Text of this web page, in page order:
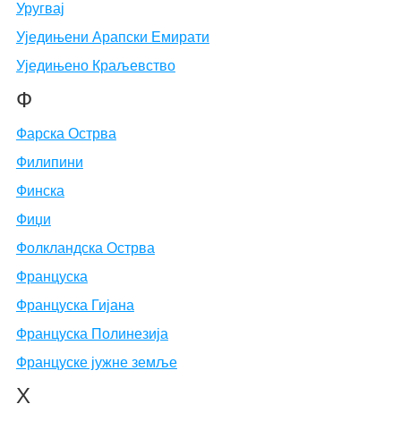
Уругвај
Уједињени Арапски Емирати
Уједињено Краљевство
Ф
Фарска Острва
Филипини
Финска
Фиџи
Фолкландска Острва
Француска
Француска Гијана
Француска Полинезија
Француске јужне земље
Х